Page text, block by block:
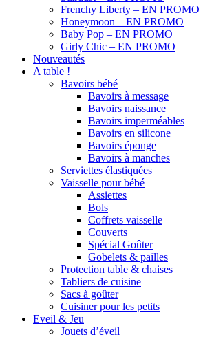
Frenchy Liberty – EN PROMO
Honeymoon – EN PROMO
Baby Pop – EN PROMO
Girly Chic – EN PROMO
Nouveautés
A table !
Bavoirs bébé
Bavoirs à message
Bavoirs naissance
Bavoirs imperméables
Bavoirs en silicone
Bavoirs éponge
Bavoirs à manches
Serviettes élastiquées
Vaisselle pour bébé
Assiettes
Bols
Coffrets vaisselle
Couverts
Spécial Goûter
Gobelets & pailles
Protection table & chaises
Tabliers de cuisine
Sacs à goûter
Cuisiner pour les petits
Eveil & Jeu
Jouets d’éveil